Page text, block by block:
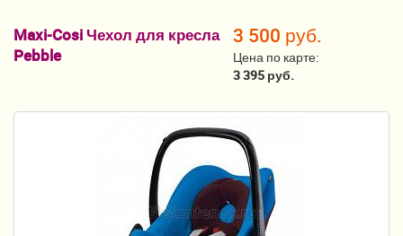
Кровати для детей от 2-3 лет
Детский транспорт
Мебель и аксессуары
Постельные принадлежности
Maxi-Cosi Чехол для кресла
Pebble
3 500 руб.
Цена по карте:
3 395 руб.